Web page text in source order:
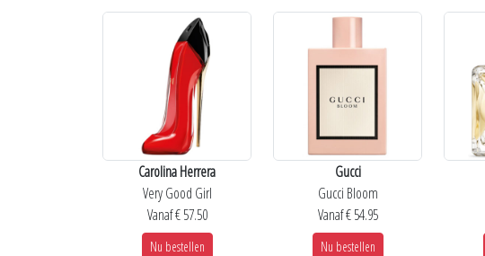
Carolina Herrera
Very Good Girl
Vanaf € 57.50
Nu bestellen
Gucci
Gucci Bloom
Vanaf € 54.95
Nu bestellen